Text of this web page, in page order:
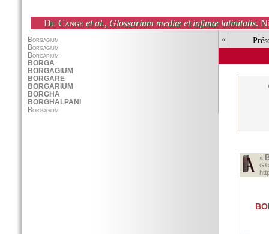
Du Cange et al., Glossarium mediæ et infimæ latinitatis.
«
«